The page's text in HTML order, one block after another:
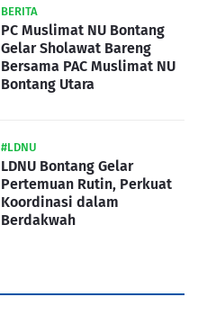
BERITA
PC Muslimat NU Bontang
Gelar Sholawat Bareng
Bersama PAC Muslimat NU
Bontang Utara
#LDNU
LDNU Bontang Gelar
Pertemuan Rutin, Perkuat
Koordinasi dalam
Berdakwah